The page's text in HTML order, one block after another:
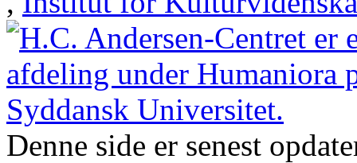
Denne side er senest